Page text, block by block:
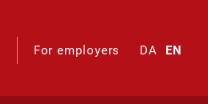
For employers DA EN